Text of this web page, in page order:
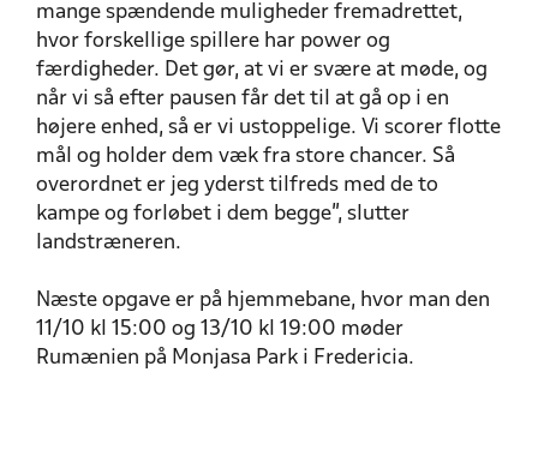
mange spændende muligheder fremadrettet,
hvor forskellige spillere har power og
færdigheder. Det gør, at vi er svære at møde, og
når vi så efter pausen får det til at gå op i en
højere enhed, så er vi ustoppelige. Vi scorer flotte
mål og holder dem væk fra store chancer. Så
overordnet er jeg yderst tilfreds med de to
kampe og forløbet i dem begge", slutter
landstræneren.
Næste opgave er på hjemmebane, hvor man den
11/10 kl 15:00 og 13/10 kl 19:00 møder
Rumænien på Monjasa Park i Fredericia.